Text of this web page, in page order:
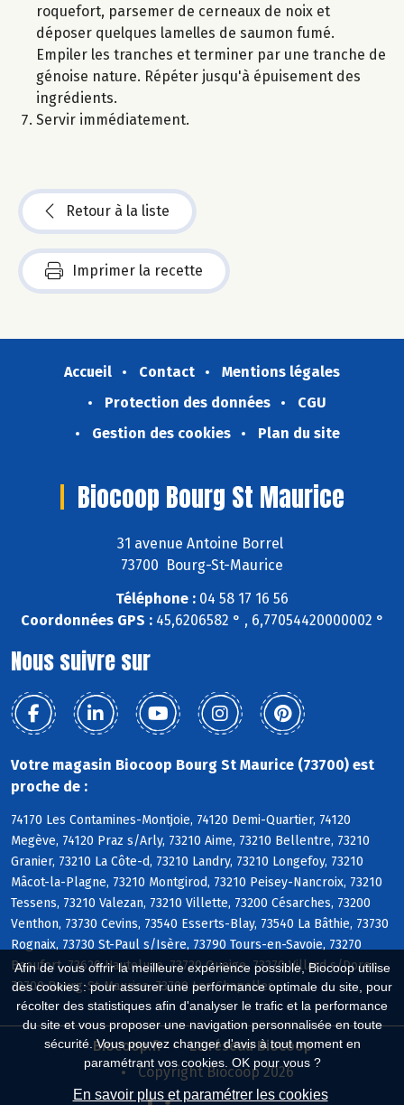
Afin de vous offrir la meilleure expérience possible, Biocoop utilise
des cookies : pour assurer une performance optimale du site, pour
récolter des statistiques afin d'analyser le trafic et la performance
du site et vous proposer une navigation personnalisée en toute
sécurité. Vous pouvez changer d'avis à tout moment en
paramétrant vos cookies. OK pour vous ?
En savoir plus et paramétrer les cookies
roquefort, parsemer de cerneaux de noix et
déposer quelques lamelles de saumon fumé.
Empiler les tranches et terminer par une tranche de
génoise nature. Répéter jusqu'à épuisement des
ingrédients.
Servir immédiatement.
Retour à la liste
Imprimer la recette
Accueil Contact
Mentions légales
Protection des données
CGU
Gestion des cookies
Plan du site
Biocoop Bourg St Maurice
31 avenue Antoine Borrel
73700 Bourg-St-Maurice
Téléphone : 04 58 17 16 56
Coordonnées GPS :45,6206582 ° , 6,77054420000002 °
Nous suivre sur
Votre magasin Biocoop Bourg St Maurice (73700) est
proche de :
74170 Les Contamines-Montjoie, 74120 Demi-Quartier, 74120
Megève, 74120 Praz s/Arly, 73210 Aime, 73210 Bellentre, 73210
Granier, 73210 La Côte-d, 73210 Landry, 73210 Longefoy, 73210
Mâcot-la-Plagne, 73210 Montgirod, 73210 Peisey-Nancroix, 73210
Tessens, 73210 Valezan, 73210 Villette, 73200 Césarches, 73200
Venthon, 73730 Cevins, 73540 Esserts-Blay, 73540 La Bâthie, 73730
Rognaix, 73730 St-Paul s/Isère, 73790 Tours-en-Savoie, 73270
Beaufort, 73620 Hauteluce, 73720 Queige, 73270 Villard s/Doron,
73700 Bourg-St-Maurice, 73700 Les Chapelles
Biocoop.fr
Le réseau Biocoop
Copyright Biocoop 2026